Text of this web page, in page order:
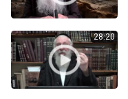
28:20